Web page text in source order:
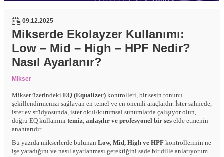
09.12.2025
Mikserde Ekolayzer Kullanımı:
Low – Mid – High – HPF Nedir?
Nasıl Ayarlanır?
Mikser
Mikser üzerindeki EQ (Equalizer) kontrolleri, bir sesin tonunu
şekillendirmenizi sağlayan en temel ve en önemli araçlardır. İster sahnede,
ister ev stüdyosunda, ister okul/kurumsal sunumlarda çalışıyor olun,
doğru EQ kullanımı temiz, anlaşılır ve profesyonel bir ses elde etmenin
anahtarıdır.
Bu yazıda mikserlerde bulunan Low, Mid, High ve HPF kontrollerinin ne
işe yaradığını ve nasıl ayarlanması gerektiğini sade bir dille anlatıyorum.